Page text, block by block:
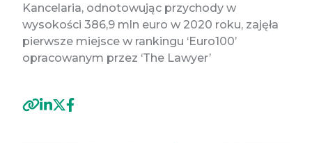
Kancelaria, odnotowując przychody w
wysokości 386,9 mln euro w 2020 roku, zajęła
pierwsze miejsce w rankingu ‘Euro100’
opracowanym przez ‘The Lawyer’